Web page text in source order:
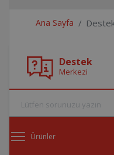
Ana Sayfa
Destek
Merkezi
Ürünler